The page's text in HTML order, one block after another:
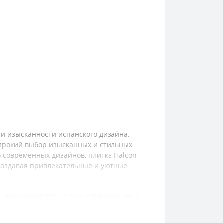
изысканности испанского дизайна.
выбор изысканных и стильных
дизайнов, плитка Halcon
привлекательные и уютные
качества, непревзойденное
надежность, прочность и